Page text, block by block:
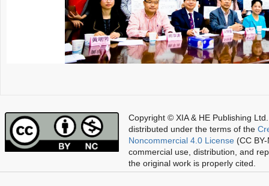
Copyright © XIA & HE Publishing Ltd.
distributed under the terms of the
Noncommercial 4.0 License (CC
commercial use, distribution, and
the original work is properly cited.